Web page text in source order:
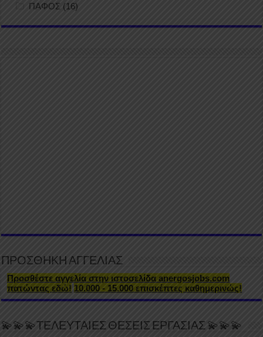
ΠΑΦΟΣ (16)
ΠΡΟΣΘΗΚΗ ΑΓΓΕΛΙΑΣ
Προσθέστε αγγελία στην ιστοσελίδα anergosjobs.com
πατώντας εδώ! 10.000 - 15.000 επισκέπτες καθημερινώς!
💫💫💫ΤΕΛΕΥΤΑΙΕΣ ΘΕΣΕΙΣ ΕΡΓΑΣΙΑΣ 💫💫💫